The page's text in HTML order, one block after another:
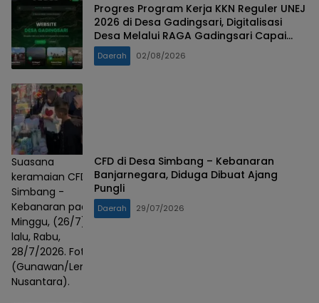
Progres Program Kerja KKN Reguler UNEJ
2026 di Desa Gadingsari, Digitalisasi
Desa Melalui RAGA Gadingsari Capai
98% Penyelesaian
Daerah 02/08/2026
Suasana
keramaian CFD
Simbang -
Kebanaran pada
Minggu, (26/7)
lalu, Rabu,
28/7/2026. Foto :
(Gunawan/Lensa
Nusantara).
CFD di Desa Simbang – Kebanaran
Banjarnegara, Diduga Dibuat Ajang
Pungli
Daerah 29/07/2026